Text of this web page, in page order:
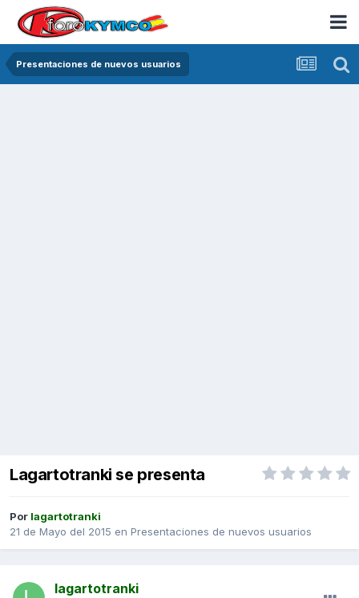
Presentaciones de nuevos usuarios
Lagartotranki se presenta
Por lagartotranki
21 de Mayo del 2015 en Presentaciones de nuevos usuarios
lagartotranki